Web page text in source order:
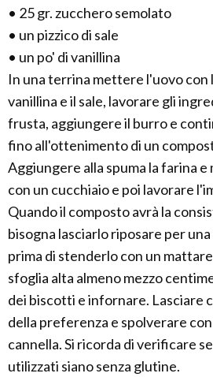
• 25 gr. zucchero semolato
• un pizzico di sale
• un po' di vanillina
In una terrina mettere l'uovo con
vanillina e il sale, lavorare gli
frusta, aggiungere il burro e
fino all'ottenimento di un
Aggiungere alla spuma la farina
con un cucchiaio e poi lavorare
Quando il composto avrà la
bisogna lasciarlo riposare per
prima di stenderlo con un
sfoglia alta almeno mezzo
dei biscotti e infornare. Lasciare
della preferenza e spolverare
cannella. Si ricorda di verificare
utilizzati siano senza glutine.